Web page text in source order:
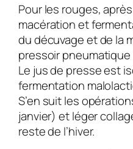
Pour les rouges,
macération et
du décuvage et de la
pressoir
Le jus de presse est
fermentation
S’en suit les
janvier) et léger
reste de l’hiver.